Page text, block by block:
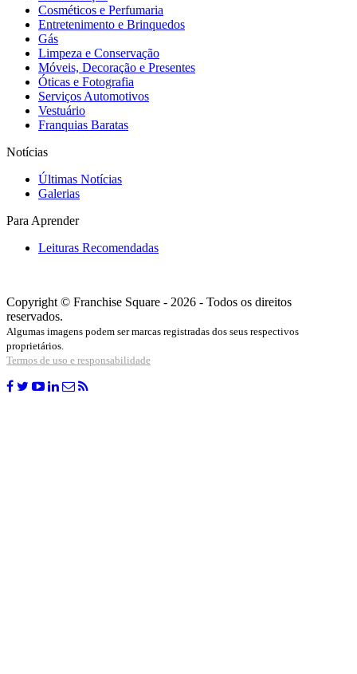
Cosméticos e Perfumaria
Entretenimento e Brinquedos
Gás
Limpeza e Conservação
Móveis, Decoração e Presentes
Óticas e Fotografia
Serviços Automotivos
Vestuário
Franquias Baratas
Notícias
Últimas Notícias
Galerias
Para Aprender
Leituras Recomendadas
Copyright © Franchise Square - 2026 - Todos os direitos
reservados.
Algumas imagens podem ser marcas registradas dos seus respectivos
proprietários.
Termos de uso e responsabilidade